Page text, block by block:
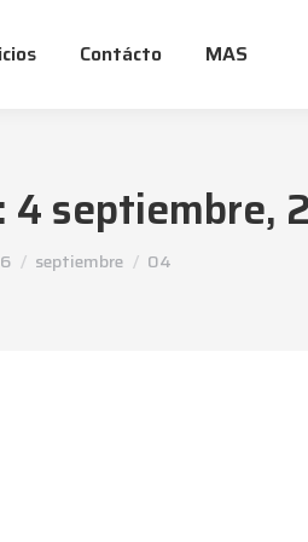
Contácto MAS
4 septiembre,
septiembre 04